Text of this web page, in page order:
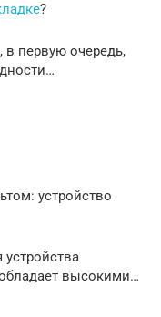
?
в первую очередь,
устройство
высокими…